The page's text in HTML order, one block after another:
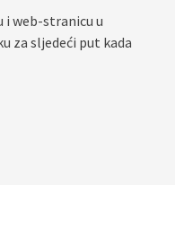
i web-stranicu u
za sljedeći put kada